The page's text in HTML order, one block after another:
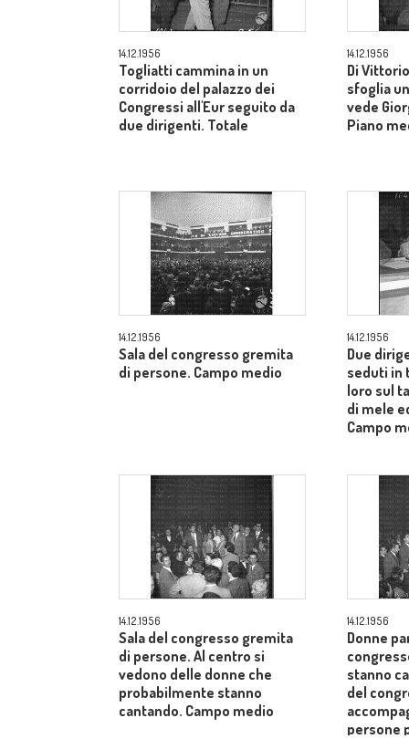
14.12.1956
Togliatti cammina in un
corridoio del palazzo dei
Congressi all'Eur seguito da
due dirigenti. Totale
14.12.1956
Di
sfoglia
vede
Piano
14.12.1956
Sala del congresso gremita
di persone. Campo medio
14.12.1956
Due
seduti in
loro sul
di mele
Campo
14.12.1956
Sala del congresso gremita
di persone. Al centro si
vedono delle donne che
probabilmente stanno
cantando. Campo medio
14.12.1956
Donne
stanno
del
persone